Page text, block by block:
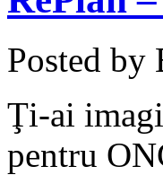
Posted by
Ţi-ai
pentru